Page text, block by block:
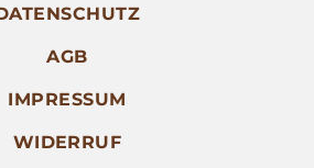
AGB
IMPRESSUM
WIDERRUF